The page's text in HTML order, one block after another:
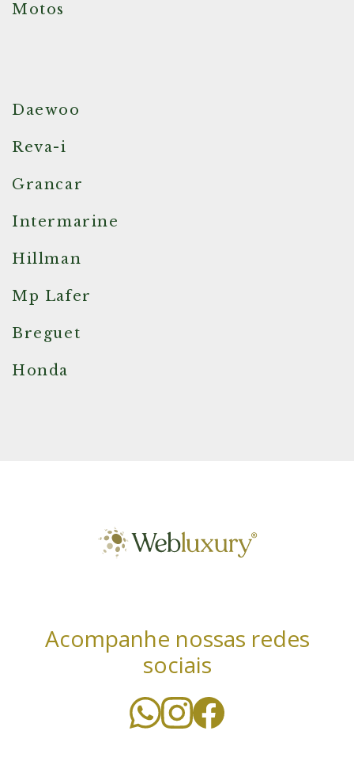
Utilizamos cookies essenciais e tecnologias
semelhantes de acordo com a nossa Política de
Motos
Daewoo
Reva-i
Grancar
Intermarine
Hillman
Mp Lafer
Breguet
Honda
Acompanhe nossas redes
sociais